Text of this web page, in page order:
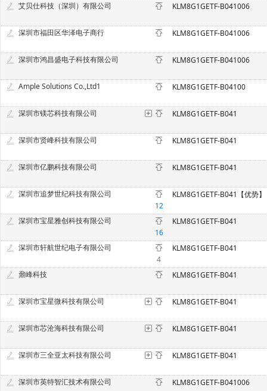
艾贝仕科技（深圳）有限公司 KLM8G1GETF-B041006
深圳市福田区华泽电子商行 KLM8G1GETF-B041006
深圳市鸿昌盛电子科技有限公司 KLM8G1GETF-B041006
Ample Solutions Co.,Ltd1 KLM8G1GETF-B04100
深圳市镁芯科技有限公司 KLM8G1GETF-B041
深圳市贤峰科技有限公司 KLM8G1GETF-B041
深圳市亿鹏科技有限公司 KLM8G1GETF-B041
深圳市追梦世纪科技有限公司
12
KLM8G1GETF-B041【优势】
深圳市宝星雅创科技有限公司
16
KLM8G1GETF-B041
深圳市轩航世纪电子有限公司
4
KLM8G1GETF-B041
鼐峰科技 KLM8G1GETF-B041
深圳市宝星微科技有限公司 KLM8G1GETF-B041
深圳市芯沧海科技有限公司 KLM8G1GETF-B041
深圳市三全亚太科技有限公司 KLM8G1GETF-B041
深圳市英特智汇技术有限公司 KLM8G1GETF-B041006